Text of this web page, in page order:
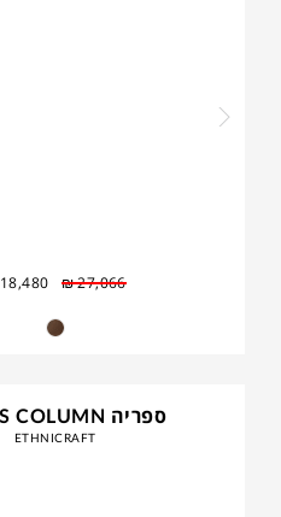
₪27,066
18,480
ספריה STAIRS COLUMN
ETHNICRAFT